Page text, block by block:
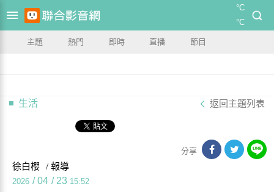
°C
°C
主題 熱門 即時 直播 節目
生活 返回主題列表
分享
徐白櫻 / 報導
2026 / 04 / 23 15:52